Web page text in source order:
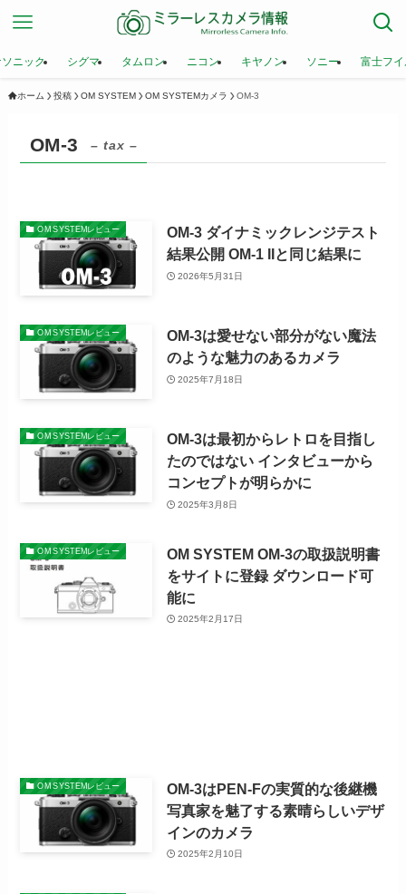
ニック シグマ タムロン ニコン キヤノン ソニー 富士フ
ホーム 投稿 OM SYSTEM OM SYSTEMカメラ OM-3
OM-3 – tax –
OM SYSTEMレビュー
OM-3 ダイナミックレンジテスト
結果公開 OM-1 IIと同じ結果に
2026年5月31日
OM SYSTEMレビュー
OM-3は愛せない部分がない魔法
のような魅力のあるカメラ
2025年7月18日
OM SYSTEMレビュー
OM-3は最初からレトロを目指し
たのではない インタビューから
コンセプトが明らかに
2025年3月8日
OM SYSTEMレビュー
OM SYSTEM OM-3の取扱説明書
をサイトに登録 ダウンロード可
能に
2025年2月17日
OM SYSTEMレビュー
OM-3はPEN-Fの実質的な後継機
写真家を魅了する素晴らしいデザ
インのカメラ
2025年2月10日